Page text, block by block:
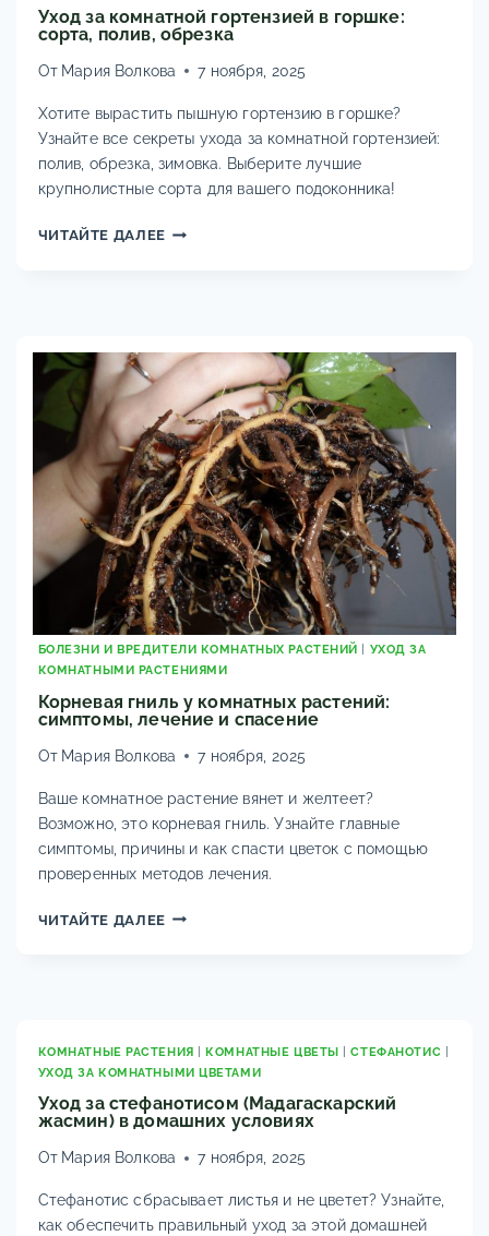
Уход за комнатной гортензией в горшке:
сорта, полив, обрезка
От Мария Волкова 7 ноября, 2025
Хотите вырастить пышную гортензию в горшке?
Узнайте все секреты ухода за комнатной гортензией:
полив, обрезка, зимовка. Выберите лучшие
крупнолистные сорта для вашего подоконника!
ЧИТАЙТЕ ДАЛЕЕУХОД
СОРТА,
ПОЛИВ,
ОБРЕЗКА
БОЛЕЗНИ И ВРЕДИТЕЛИ КОМНАТНЫХ РАСТЕНИЙ
УХОД ЗА
КОМНАТНЫМИ РАСТЕНИЯМИ
Корневая гниль у комнатных растений:
симптомы, лечение и спасение
От Мария Волкова 7 ноября, 2025
Ваше комнатное растение вянет и желтеет?
Возможно, это корневая гниль. Узнайте главные
симптомы, причины и как спасти цветок с помощью
проверенных методов лечения.
ЧИТАЙТЕ ДАЛЕЕКОРНЕВАЯ
ЛЕЧЕНИЕ
И
СПАСЕНИЕ
КОМНАТНЫЕ РАСТЕНИЯ |КОМНАТНЫЕ ЦВЕТЫ |СТЕФАНОТИС
УХОД ЗА КОМНАТНЫМИ ЦВЕТАМИ
Уход за стефанотисом (Мадагаскарский
жасмин) в домашних условиях
От Мария Волкова 7 ноября, 2025
Стефанотис сбрасывает листья и не цветет? Узнайте,
как обеспечить правильный уход за этой домашней